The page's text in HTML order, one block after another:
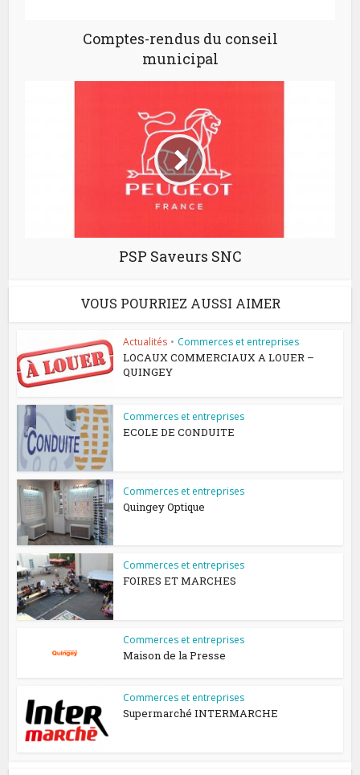
Comptes-rendus du conseil
municipal
PSP Saveurs SNC
VOUS POURRIEZ AUSSI AIMER
Actualités • Commerces et entreprises
LOCAUX COMMERCIAUX A LOUER –
QUINGEY
Commerces et entreprises
ECOLE DE CONDUITE
Commerces et entreprises
Quingey Optique
Commerces et entreprises
FOIRES ET MARCHES
Commerces et entreprises
Maison de la Presse
Commerces et entreprises
Supermarché INTERMARCHE